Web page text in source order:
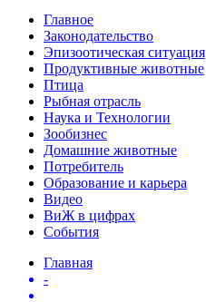
Главное
Законодательство
Эпизоотическая ситуация
Продуктивные животные
Птица
Рыбная отрасль
Наука и Технологии
Зообизнес
Домашние животные
Потребитель
Образование и карьера
Видео
ВиЖ в цифрах
События
Главная
-